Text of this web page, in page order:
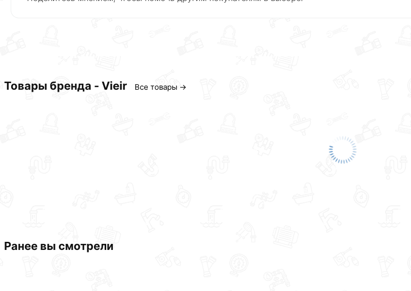
Товары бренда - Vieir Все товары →
Ранее вы смотрели